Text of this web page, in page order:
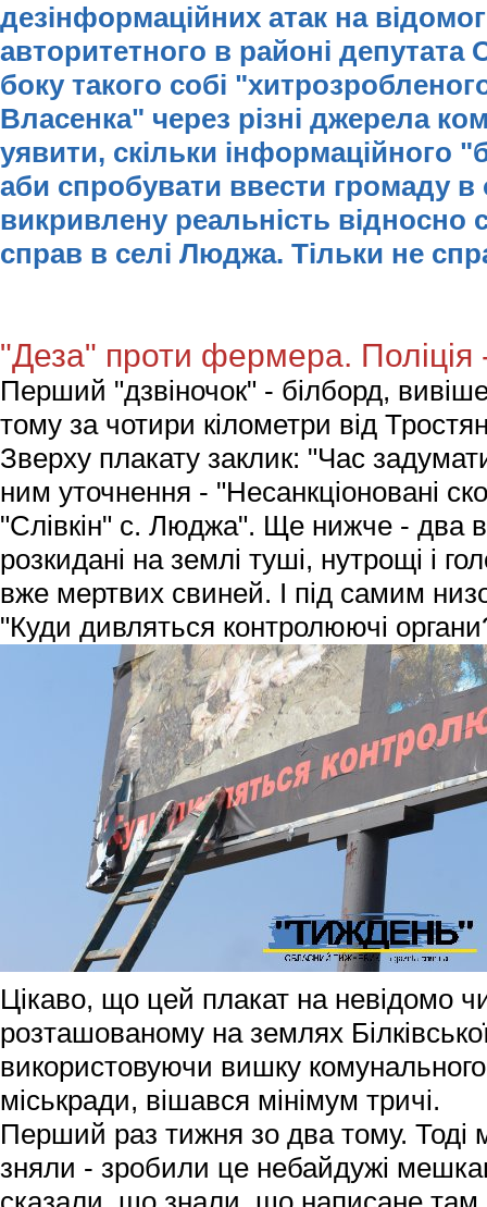
дезінформаційних атак на
авторитетного в районі депутата
боку такого собі
Власенка" через різні джерела
уявити, скільки інформаційного
аби спробувати ввести громаду в
викривлену реальність відносно
справ в селі Люджа. Тільки не
"Деза" проти фермера. Поліція
Перший "дзвіночок" - білборд,
тому за чотири кілометри від
Зверху плакату заклик: "Час
ним уточнення - "Несанкціоновані
"Слівкін" с. Люджа". Ще нижче - два
розкидані на землі туші, нутрощі і
вже мертвих свиней. І під самим
"Куди дивляться контролюючі
Цікаво, що цей плакат на невідомо
розташованому на землях
використовуючи вишку
міськради, вішався мінімум тричі.
Перший раз тижня зо два тому. Тоді
зняли - зробили це небайдужі